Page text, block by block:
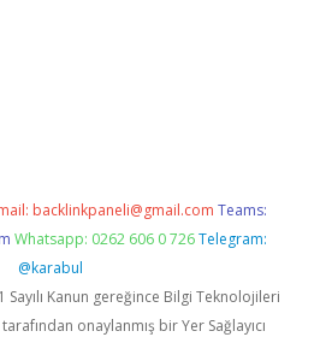
backlinkpaneli@gmail.com Teams:
Whatsapp: 0262 606 0 726 Telegram:
@karabul
Sayılı Kanun gereğince Bilgi Teknolojileri
onaylanmış bir Yer Sağlayıcı